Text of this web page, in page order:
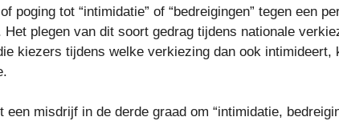
poging tot “intimidatie” of “bedreigingen” tegen een
plegen van dit soort gedrag tijdens nationale
kiezers tijdens welke verkiezing dan ook intimideert,
een misdrijf in de derde graad om “intimidatie,